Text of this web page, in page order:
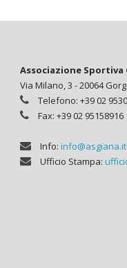
Associazione Sportiva
Via Milano, 3 - 20064
Telefono: +39 02
Fax: +39 02 95158916
Info: info@asgiana.it
Ufficio Stampa: